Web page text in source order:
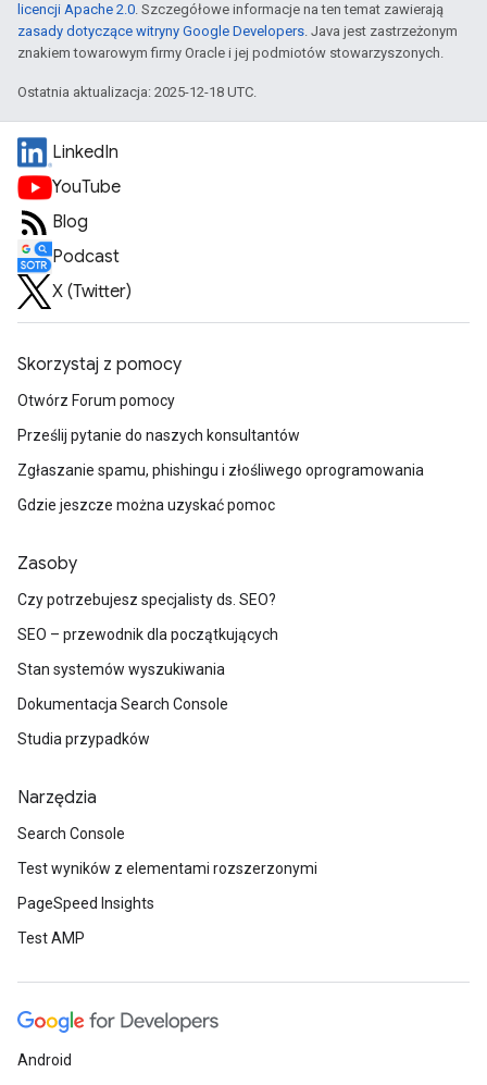
licencji Apache 2.0. Szczegółowe informacje na ten temat zawierają
zasady dotyczące witryny Google Developers. Java jest zastrzeżonym
znakiem towarowym firmy Oracle i jej podmiotów stowarzyszonych.
Ostatnia aktualizacja: 2025-12-18 UTC.
LinkedIn
YouTube
Blog
Podcast
X (Twitter)
Skorzystaj z pomocy
Otwórz Forum pomocy
Prześlij pytanie do naszych konsultantów
Zgłaszanie spamu, phishingu i złośliwego oprogramowania
Gdzie jeszcze można uzyskać pomoc
Zasoby
Czy potrzebujesz specjalisty ds. SEO?
SEO – przewodnik dla początkujących
Stan systemów wyszukiwania
Dokumentacja Search Console
Studia przypadków
Narzędzia
Search Console
Test wyników z elementami rozszerzonymi
PageSpeed Insights
Test AMP
Android